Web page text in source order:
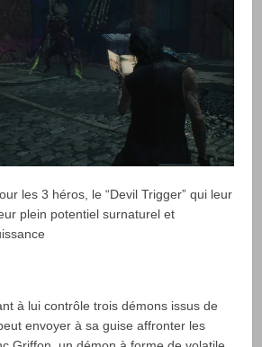
les 3 héros, le “Devil Trigger” qui leur
plein potentiel surnaturel et
à lui contrôle trois démons issus de
envoyer à sa guise affronter les